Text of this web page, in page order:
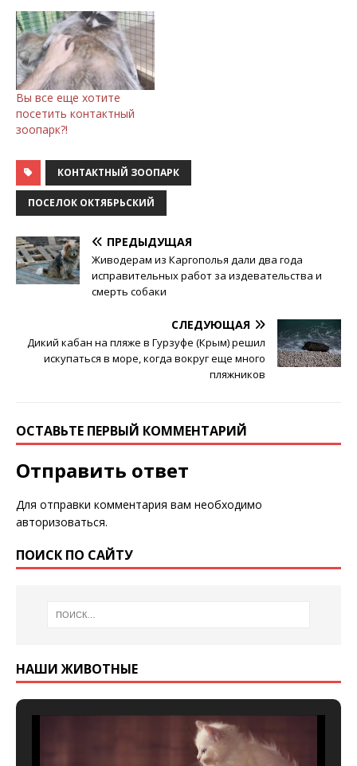
Вы все еще хотите
посетить контактный
зоопарк?!
КОНТАКТНЫЙ ЗООПАРК
ПОСЕЛОК ОКТЯБРЬСКИЙ
ПРЕДЫДУЩАЯ
Живодерам из Каргополья дали два года
исправительных работ за издевательства и
смерть собаки
СЛЕДУЮЩАЯ
Дикий кабан на пляже в Гурзуфе (Крым) решил
искупаться в море, когда вокруг еще много
пляжников
ОСТАВЬТЕ ПЕРВЫЙ КОММЕНТАРИЙ
Отправить ответ
Для отправки комментария вам необходимо
авторизоваться.
ПОИСК ПО САЙТУ
НАШИ ЖИВОТНЫЕ